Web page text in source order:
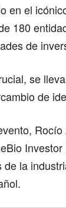
en el
180
de
se
de
de la